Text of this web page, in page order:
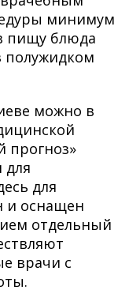
минимум
пищу блюда
полужидком
можно в
прогноз»
для
для
и оснащен
отдельный
врачи с